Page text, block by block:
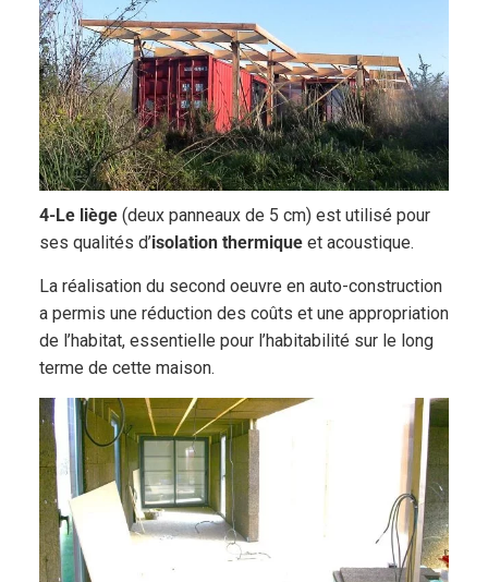
4-Le liège(deux panneaux de 5 cm) est utilisé pour
ses qualités d’isolation thermiqueet acoustique.
La réalisation du second oeuvre en auto-construction
a permis une réduction des coûts et une appropriation
de l’habitat, essentielle pour l’habitabilité sur le long
terme de cette maison.